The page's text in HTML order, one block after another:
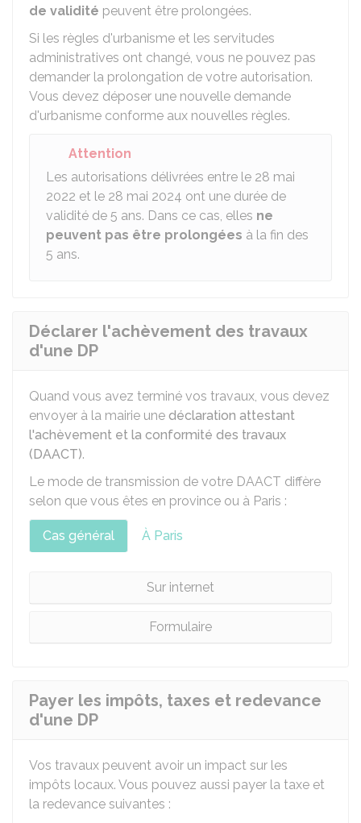
de validité peuvent être prolongées.
Si les règles d'urbanisme et les servitudes
administratives ont changé, vous ne pouvez pas
demander la prolongation de votre autorisation.
Vous devez déposer une nouvelle demande
d'urbanisme conforme aux nouvelles règles.
Attention
Les autorisations délivrées entre le 28 mai
2022 et le 28 mai 2024 ont une durée de
validité de 5 ans. Dans ce cas, elles ne
peuvent pas être prolongées à la fin des
5 ans.
Déclarer l'achèvement des travaux
d'une DP
Quand vous avez terminé vos travaux, vous devez
envoyer à la mairie une déclaration attestant
l'achèvement et la conformité des travaux
(DAACT).
Le mode de transmission de votre DAACT diffère
selon que vous êtes en province ou à Paris :
Cas général À Paris
Sur internet
Formulaire
Payer les impôts, taxes et redevance
d'une DP
Vos travaux peuvent avoir un impact sur les
impôts locaux. Vous pouvez aussi payer la taxe et
la redevance suivantes :